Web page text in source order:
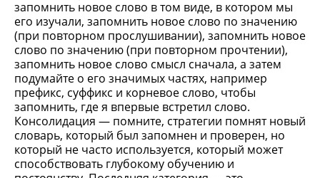
запомнить новое слово в том виде, в котором мы
его изучали, запомнить новое слово по значению
(при повторном прослушивании), запомнить новое
слово по значению (при повторном прочтении),
запомнить новое слово смысл сначала, а затем
подумайте о его значимых частях, например
префикс, суффикс и корневое слово, чтобы
запомнить, где я впервые встретил слово.
Консолидация — помните, стратегии помнят новый
словарь, который был запомнен и проверен, но
который не часто используется, который может
способствовать глубокому обучению и